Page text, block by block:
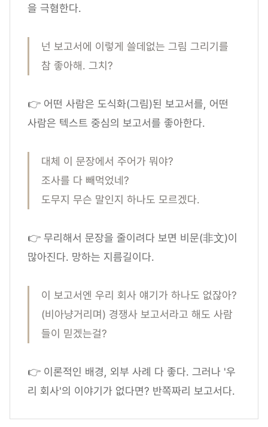
을 극혐한다.
넌 보고서에 이렇게 쓸데없는 그림 그리기를
참 좋아해. 그치?
👉 어떤 사람은 도식화(그림)된 보고서를, 어떤
사람은 텍스트 중심의 보고서를 좋아한다.
대체 이 문장에서 주어가 뭐야?
조사를 다 빼먹었네?
도무지 무슨 말인지 하나도 모르겠다.
👉 무리해서 문장을 줄이려다 보면 비문(非文)이
많아진다. 망하는 지름길이다.
이 보고서엔 우리 회사 얘기가 하나도 없잖아?
(비아냥거리며) 경쟁사 보고서라고 해도 사람
들이 믿겠는걸?
👉 이론적인 배경, 외부 사례 다 좋다. 그러나 '우
리 회사'의 이야기가 없다면? 반쪽짜리 보고서다.